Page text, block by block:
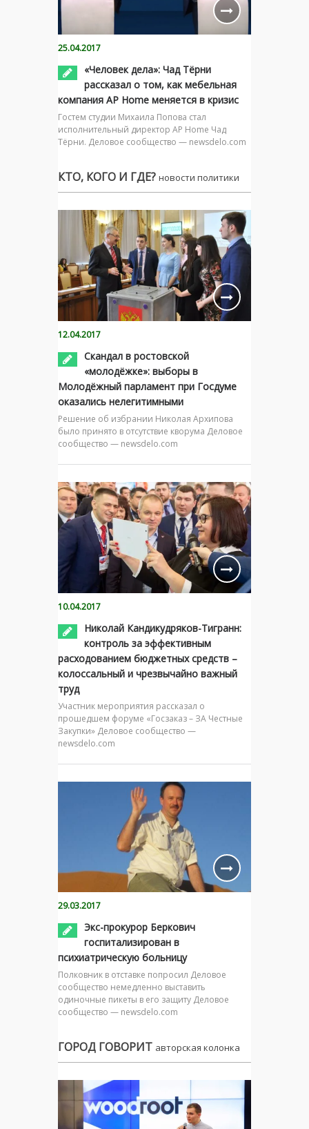
25.04.2017
«Человек дела»: Чад Тёрни
рассказал о том, как мебельная
компания AP Home меняется в кризис
Гостем студии Михаила Попова стал
исполнительный директор AP Home Чад
Тёрни. Деловое сообщество — newsdelo.com
КТО, КОГО И ГДЕ? новости политики
12.04.2017
Скандал в ростовской
«молодёжке»: выборы в
Молодёжный парламент при Госдуме
оказались нелегитимными
Решение об избрании Николая Архипова
было принято в отсутствие кворума Деловое
сообщество — newsdelo.com
10.04.2017
Николай Кандикудряков-Тигранн:
контроль за эффективным
расходованием бюджетных средств –
колоссальный и чрезвычайно важный
труд
Участник мероприятия рассказал о
прошедшем форуме «Госзаказ – ЗА Честные
Закупки» Деловое сообщество —
newsdelo.com
29.03.2017
Экс-прокурор Беркович
госпитализирован в
психиатрическую больницу
Полковник в отставке попросил Деловое
сообщество немедленно выставить
одиночные пикеты в его защиту Деловое
сообщество — newsdelo.com
ГОРОД ГОВОРИТ авторская колонка